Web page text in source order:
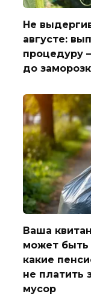
Не
августе:
процедуру
до
Ваша
может быть
какие
не платить
мусор